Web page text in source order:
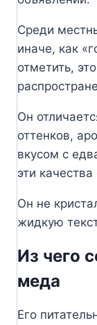
Среди
иначе, как
отметить,
Он
оттенков,
вкусом с
эти
Он не
жидкую
Из чего
меда
Его